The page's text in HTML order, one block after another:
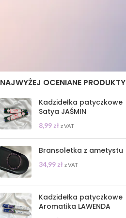
NAJWYŻEJ OCENIANE PRODUKTY
Kadzidełka patyczkowe
Satya JAŚMIN
8,99 zł z VAT
Bransoletka z ametystu
34,99 zł z VAT
Kadzidełka patyczkowe
Aromatika LAWENDA